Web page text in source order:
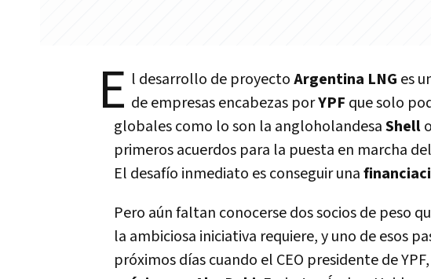
E l desarrollo de proyectoArgentina LNG es
de empresas encabezas porYPF que solo
globales como lo son la angloholandesaShell
primeros acuerdos para la puesta en marcha
El desafío inmediato es conseguir una
Pero aún faltan conocerse dos socios de peso
la ambiciosa iniciativa requiere, y uno de esos
próximos días cuando el CEO presidente de YPF,